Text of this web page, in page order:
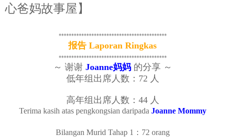
心爸妈故事屋】
*******************************************
报告 Laporan Ringkas
*******************************************
～ 谢谢 Joanne妈妈 的分享 ～
低年组出席人数：72 人
高年组出席人数：44 人
Terima kasih atas pengkongsian daripada Joanne Mommy
Bilangan Murid Tahap 1：72 orang